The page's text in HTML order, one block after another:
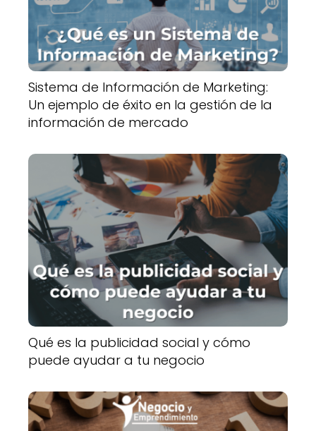
Sistema de Información de Marketing:
Un ejemplo de éxito en la gestión de la
información de mercado
Qué es la publicidad social y cómo
puede ayudar a tu negocio